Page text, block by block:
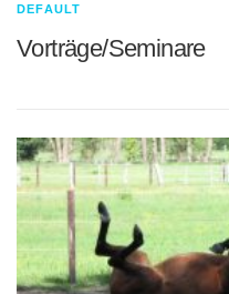
DEFAULT
Vorträge/Seminare